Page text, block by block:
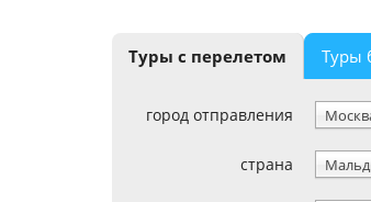
Туры с перелетом Туры
город отправления
страна